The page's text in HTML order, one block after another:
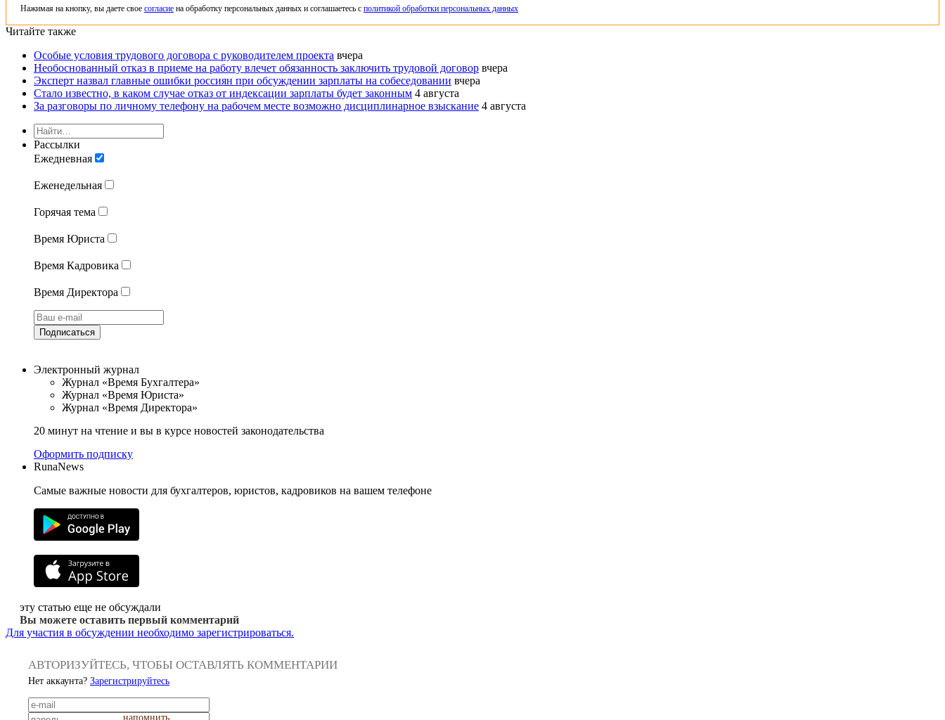
Нажимая на кнопку, вы даете свое согласие на обработку персональных данных и соглашаетесь с политикой обработки персональных данных
Читайте также
Особые условия трудового договора с руководителем проекта вчера
Необоснованный отказ в приеме на работу влечет обязанность заключить трудовой договор вчера
Эксперт назвал главные ошибки россиян при обсуждении зарплаты на собеседовании вчера
Стало известно, в каком случае отказ от индексации зарплаты будет законным 4 августа
За разговоры по личному телефону на рабочем месте возможно дисциплинарное взыскание 4 августа
Рассылки
Ежедневная
Еженедельная
Горячая тема
Время Юриста
Время Кадровика
Время Директора
Подписаться
Электронный журнал
Журнал «Время Бухгалтера»
Журнал «Время Юриста»
Журнал «Время Директора»
20 минут на чтение и вы в курсе новостей законодательства
Оформить подписку
RunaNews
Самые важные новости для бухгалтеров, юристов, кадровиков на вашем телефоне
эту статью еще не обсуждали
Вы можете оставить первый комментарий
Для участия в обсуждении необходимо зарегистрироваться.
АВТОРИЗУЙТЕСЬ, ЧТОБЫ ОСТАВЛЯТЬ КОММЕНТАРИИ
Нет аккаунта? Зарегистрируйтесь
напомнить